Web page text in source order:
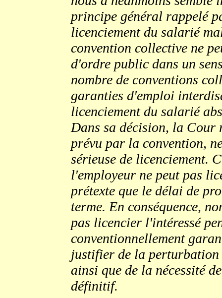
principe général rappelé
licenciement du salarié
convention collective ne
d'ordre public dans un
nombre de conventions
garanties d'emploi
licenciement du salarié
Dans sa décision, la
prévu par la convention,
sérieuse de licenciement.
l'employeur ne peut pas
prétexte que le délai de
terme. En conséquence,
pas licencier l'intéressé
conventionnellement
justifier de la perturbation
ainsi que de la nécessité
définitif.